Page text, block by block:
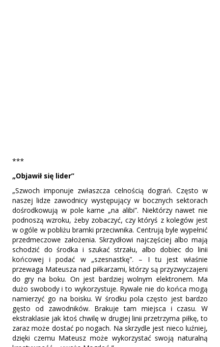
***
„Objawił się lider”
„Szwoch imponuje zwłaszcza celnością dograń. Często w
naszej lidze zawodnicy występujący w bocznych sektorach
dośrodkowują w pole karne „na alibi”. Niektórzy nawet nie
podnoszą wzroku, żeby zobaczyć, czy któryś z kolegów jest
w ogóle w pobliżu bramki przeciwnika. Centrują byle wypełnić
przedmeczowe założenia. Skrzydłowi najczęściej albo mają
schodzić do środka i szukać strzału, albo dobiec do linii
końcowej i podać w „szesnastkę”. – I tu jest właśnie
przewaga Mateusza nad piłkarzami, którzy są przyzwyczajeni
do gry na boku. On jest bardziej wolnym elektronem. Ma
dużo swobody i to wykorzystuje. Rywale nie do końca mogą
namierzyć go na boisku. W środku pola często jest bardzo
gęsto od zawodników. Brakuje tam miejsca i czasu. W
ekstraklasie jak ktoś chwilę w drugiej linii przetrzyma piłkę, to
zaraz może dostać po nogach. Na skrzydle jest nieco luźniej,
dzięki czemu Mateusz może wykorzystać swoją naturalną